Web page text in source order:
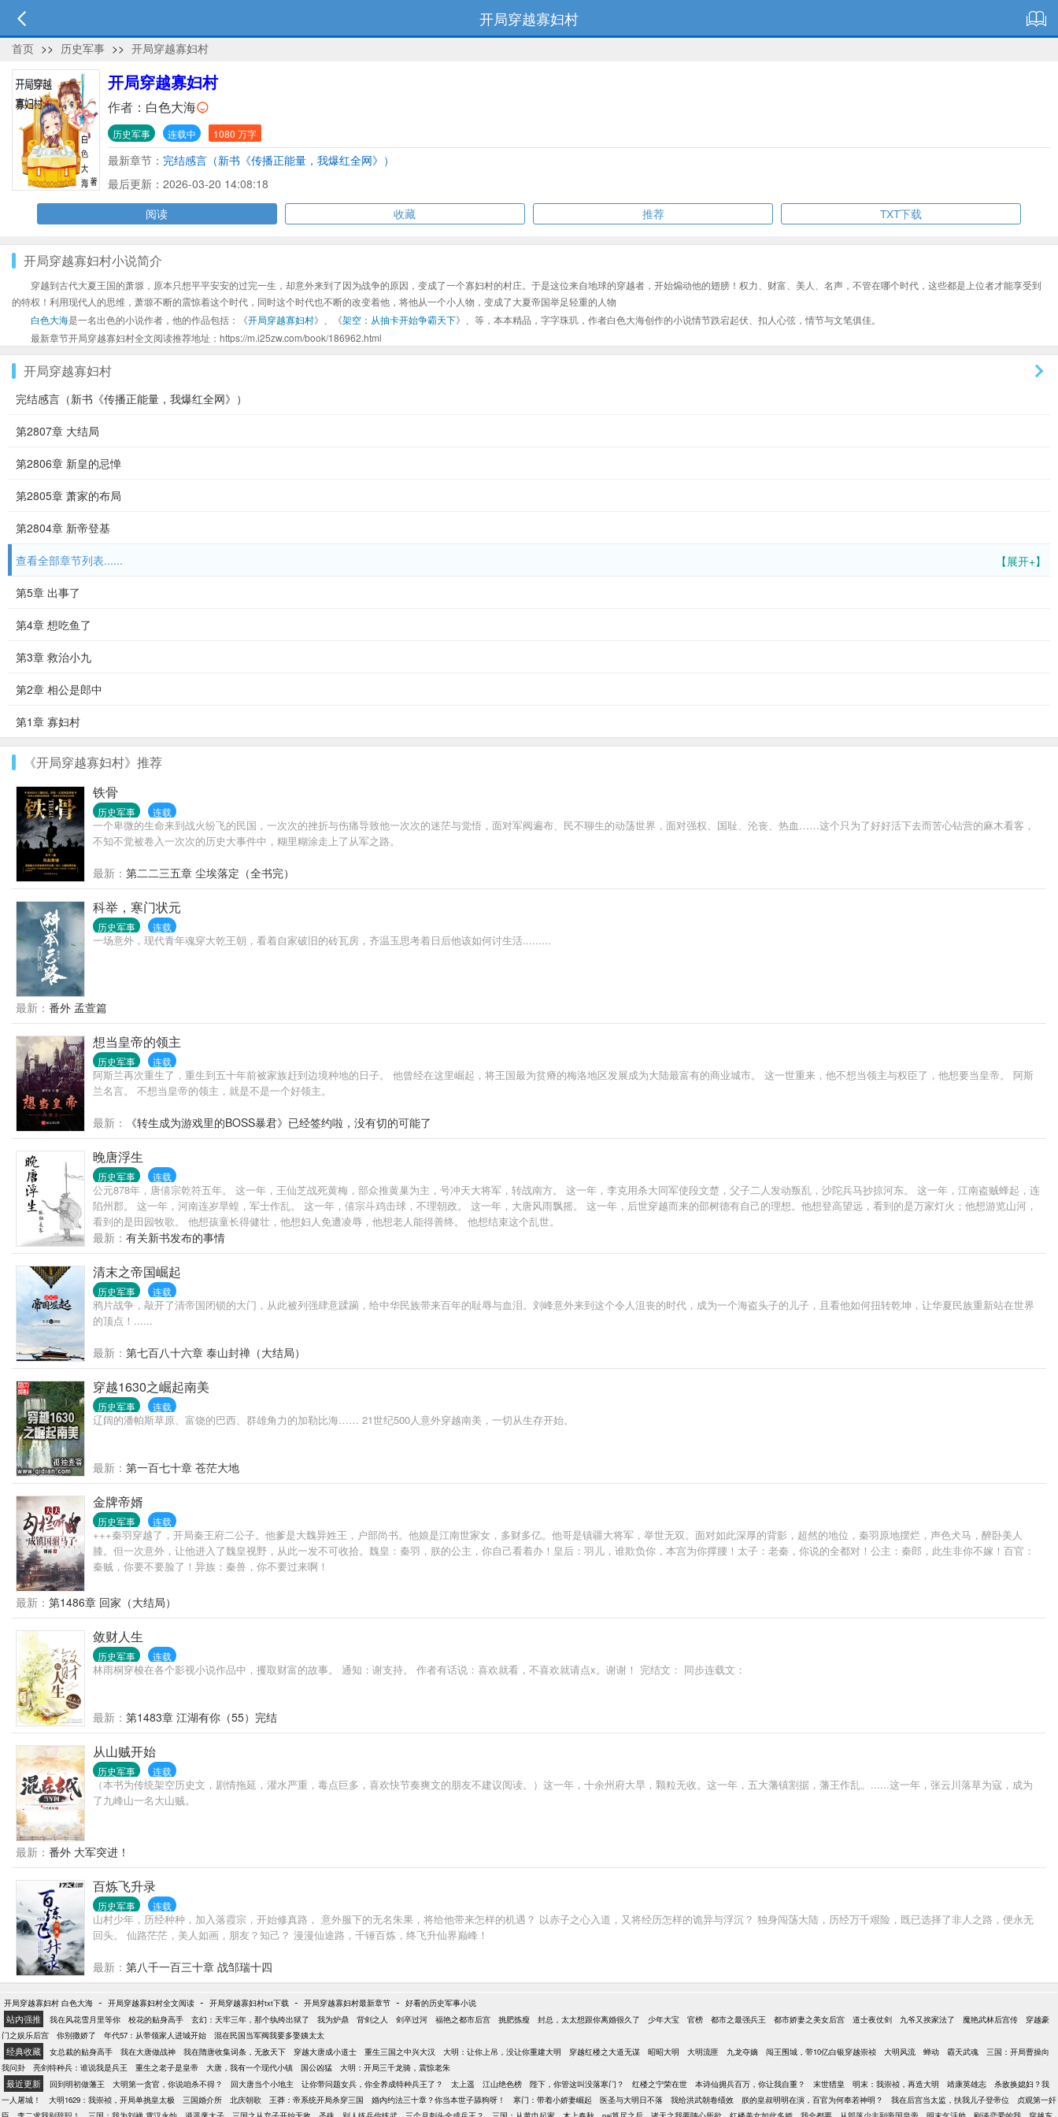
开局穿越寡妇村
首页 >> 历史军事 >> 开局穿越寡妇村
开局穿越寡妇村
作者： 白色大海
历史军事 连载中 1080 万字
最新章节： 完结感言（新书《传播正能量，我爆红全网》）
最后更新：2026-03-20 14:08:18
阅读
收藏 推荐 TXT下载
开局穿越寡妇村小说简介
穿越到古代大夏王国的萧塬，原本只想平平安安的过完一生，却意外来到了因为战争的原因，变成了一个寡妇村的村庄。于是这位来自地球的穿越者，开始煽动他的翅膀！权力、财富、美人、名声，不管在哪个时代，这些都是上位者才能享受到
的特权！利用现代人的思维，萧塬不断的震惊着这个时代，同时这个时代也不断的改变着他，将他从一个小人物，变成了大夏帝国举足轻重的人物
白色大海是一名出色的小说作者，他的作品包括：《开局穿越寡妇村》、《架空：从抽卡开始争霸天下》、等，本本精品，字字珠玑，作者白色大海创作的小说情节跌宕起伏、扣人心弦，情节与文笔俱佳。
最新章节开局穿越寡妇村全文阅读推荐地址：https://m.i25zw.com/book/186962.html
开局穿越寡妇村
完结感言（新书《传播正能量，我爆红全网》）
第2807章 大结局
第2806章 新皇的忌惮
第2805章 萧家的布局
第2804章 新帝登基
【展开+】
查看全部章节列表......
第5章 出事了
第4章 想吃鱼了
第3章 救治小九
第2章 相公是郎中
第1章 寡妇村
《开局穿越寡妇村》推荐
铁骨
历史军事 连载
一个卑微的生命来到战火纷飞的民国，一次次的挫折与伤痛导致他一次次的迷茫与觉悟，面对军阀遍布、民不聊生的动荡世界，面对强权、国耻、沦丧、热血……这个只为了好好活下去而苦心钻营的麻木看客，
不知不觉被卷入一次次的历史大事件中，糊里糊涂走上了从军之路。
最新： 第二二三五章 尘埃落定（全书完）
科举，寒门状元
历史军事 连载
一场意外，现代青年魂穿大乾王朝，看着自家破旧的砖瓦房，齐温玉思考着日后他该如何讨生活.........
最新： 番外 孟萱篇
想当皇帝的领主
历史军事 连载
阿斯兰再次重生了，重生到五十年前被家族赶到边境种地的日子。 他曾经在这里崛起，将王国最为贫瘠的梅洛地区发展成为大陆最富有的商业城市。 这一世重来，他不想当领主与权臣了，他想要当皇帝。 阿斯
兰名言。 不想当皇帝的领主，就是不是一个好领主。
最新： 《转生成为游戏里的BOSS暴君》已经签约啦，没有切的可能了
晚唐浮生
历史军事 连载
公元878年，唐僖宗乾符五年。 这一年，王仙芝战死黄梅，部众推黄巢为主，号冲天大将军，转战南方。 这一年，李克用杀大同军使段文楚，父子二人发动叛乱，沙陀兵马抄掠河东。 这一年，江南盗贼蜂起，连
陷州郡。 这一年，河南连岁旱蝗，军士作乱。 这一年，僖宗斗鸡击球，不理朝政。 这一年，大唐风雨飘摇。 这一年，后世穿越而来的邵树德有自己的理想。他想登高望远，看到的是万家灯火；他想游览山河，
看到的是田园牧歌。 他想孩童长得健壮，他想妇人免遭凌辱，他想老人能得善终。 他想结束这个乱世。
最新： 有关新书发布的事情
清末之帝国崛起
历史军事 连载
鸦片战争，敲开了清帝国闭锁的大门，从此被列强肆意蹂躏，给中华民族带来百年的耻辱与血泪。刘峰意外来到这个令人沮丧的时代，成为一个海盗头子的儿子，且看他如何扭转乾坤，让华夏民族重新站在世界
的顶点！......
最新： 第七百八十六章 泰山封禅（大结局）
穿越1630之崛起南美
历史军事 连载
辽阔的潘帕斯草原、富饶的巴西、群雄角力的加勒比海…… 21世纪500人意外穿越南美，一切从生存开始。
最新： 第一百七十章 苍茫大地
金牌帝婿
历史军事 连载
+++秦羽穿越了，开局秦王府二公子。他爹是大魏异姓王，户部尚书。他娘是江南世家女，多财多亿。他哥是镇疆大将军，举世无双。面对如此深厚的背影，超然的地位，秦羽原地摆烂，声色犬马，醉卧美人
膝。但一次意外，让他进入了魏皇视野，从此一发不可收拾。魏皇：秦羽，朕的公主，你自己看着办！皇后：羽儿，谁欺负你，本宫为你撑腰！太子：老秦，你说的全都对！公主：秦郎，此生非你不嫁！百官：
秦贼，你要不要脸了！异族：秦兽，你不要过来啊！
最新： 第1486章 回家（大结局）
敛财人生
历史军事 连载
林雨桐穿梭在各个影视小说作品中，攫取财富的故事。 通知：谢支持。 作者有话说：喜欢就看，不喜欢就请点x。谢谢！ 完结文： 同步连载文：
最新： 第1483章 江湖有你（55）完结
从山贼开始
历史军事 连载
（本书为传统架空历史文，剧情拖延，灌水严重，毒点巨多，喜欢快节奏爽文的朋友不建议阅读。）这一年，十余州府大旱，颗粒无收。这一年，五大藩镇割据，藩王作乱。......这一年，张云川落草为寇，成为
了九峰山一名大山贼。
最新： 番外 大军突进！
百炼飞升录
历史军事 连载
山村少年，历经种种，加入落霞宗，开始修真路， 意外服下的无名朱果，将给他带来怎样的机遇？ 以赤子之心入道，又将经历怎样的诡异与浮沉？ 独身闯荡大陆，历经万千艰险，既已选择了非人之路，便永无
回头。 仙路茫茫，美人如画，朋友？知己？ 漫漫仙途路，千锤百炼，终飞升仙界巅峰！
最新： 第八千一百三十章 战邹瑞十四
开局穿越寡妇村 白色大海 - 开局穿越寡妇村全文阅读 - 开局穿越寡妇村txt下载 - 开局穿越寡妇村最新章节 - 好看的历史军事小说
站内强推 我在风花雪月里等你 校花的贴身高手 玄幻：天牢三年，那个纨绔出狱了 我为炉鼎 背剑之人 剑卒过河 福艳之都市后宫 挑肥拣瘦 封总，太太想跟你离婚很久了 少年大宝 官榜 都市之最强兵王 都市娇妻之美女后宫 道士夜仗剑 九爷又挨家法了 魔艳武林后宫传
穿越豪
门之娱乐后宫
你别撒娇了 年代57：从带领家人进城开始 混在民国当军阀我要多娶姨太太
经典收藏 女总裁的贴身高手 我在大唐做战神 我在隋唐收集词条，无敌天下 穿越大唐成小道士 重生三国之中兴大汉 大明：让你上吊，没让你重建大明 穿越红楼之大道无谋 昭昭大明 大明流匪 九龙夺嫡 闯王围城，带10亿白银穿越崇祯 大明风流 蝉动 霸天武魂
三国：开局曹操向
我问卦
亮剑特种兵：谁说我是兵王 重生之老子是皇帝 大唐，我有一个现代小镇 国公凶猛 大明：开局三千龙骑，震惊老朱
最近更新 回到明初做藩王 大明第一贪官，你说咱杀不得？ 回大唐当个小地主 让你带问题女兵，你全养成特种兵王了？ 太上遥 江山绝色榜 陛下，你管这叫没落寒门？ 红楼之宁荣在世 本诗仙拥兵百万，你让我自重？ 末世猎皇 明末：我崇祯，再造大明 靖康英雄志
杀敌换媳妇？我
一人屠城！
大明1629：我崇祯，开局单挑皇太极 三国婚介所 北庆朝歌 王莽：帝系统开局杀穿三国 婚内约法三十章？你当本世子舔狗呀！ 寒门：带着小娇妻崛起 医圣与大明日不落 我给洪武朝卷绩效 朕的皇叔明明在演，百官为何奉若神明？ 我在后宫当太监，扶我儿子登帝位
贞观第一奸